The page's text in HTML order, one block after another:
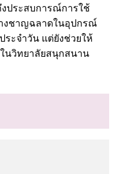
ประสบการณ์การใช้
งชาญฉลาดในอุปกรณ์
ระจําวัน แต่ยังช่วยให้
นวิทยาลัยสนุกสนาน